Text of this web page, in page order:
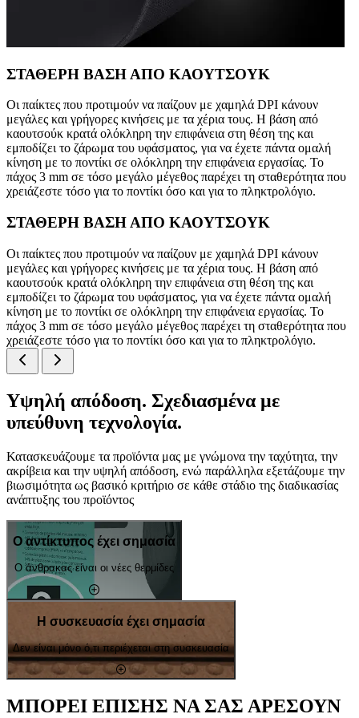
ΣΤΑΘΕΡΗ ΒΑΣΗ ΑΠΟ ΚΑΟΥΤΣΟΥΚ
Οι παίκτες που προτιμούν να παίζουν με χαμηλά DPI κάνουν
μεγάλες και γρήγορες κινήσεις με τα χέρια τους. Η βάση από
καουτσούκ κρατά ολόκληρη την επιφάνεια στη θέση της και
εμποδίζει το ζάρωμα του υφάσματος, για να έχετε πάντα ομαλή
κίνηση με το ποντίκι σε ολόκληρη την επιφάνεια εργασίας. Το
πάχος 3 mm σε τόσο μεγάλο μέγεθος παρέχει τη σταθερότητα που
χρειάζεστε τόσο για το ποντίκι όσο και για το πληκτρολόγιο.
ΣΤΑΘΕΡΗ ΒΑΣΗ ΑΠΟ ΚΑΟΥΤΣΟΥΚ
Οι παίκτες που προτιμούν να παίζουν με χαμηλά DPI κάνουν
μεγάλες και γρήγορες κινήσεις με τα χέρια τους. Η βάση από
καουτσούκ κρατά ολόκληρη την επιφάνεια στη θέση της και
εμποδίζει το ζάρωμα του υφάσματος, για να έχετε πάντα ομαλή
κίνηση με το ποντίκι σε ολόκληρη την επιφάνεια εργασίας. Το
πάχος 3 mm σε τόσο μεγάλο μέγεθος παρέχει τη σταθερότητα που
χρειάζεστε τόσο για το ποντίκι όσο και για το πληκτρολόγιο.
Υψηλή απόδοση. Σχεδιασμένα με
υπεύθυνη τεχνολογία.
Κατασκευάζουμε τα προϊόντα μας με γνώμονα την ταχύτητα, την
ακρίβεια και την υψηλή απόδοση, ενώ παράλληλα εξετάζουμε την
βιωσιμότητα ως βασικό κριτήριο σε κάθε στάδιο της διαδικασίας
ανάπτυξης του προϊόντος
Ο αντίκτυπος έχει σημασία
Ο άνθρακας είναι οι νέες θερμίδες
Η συσκευασία έχει σημασία
Δεν είναι μόνο ό,τι περιέχεται στη συσκευασία
ΜΠΟΡΕΙ ΕΠΙΣΗΣ ΝΑ ΣΑΣ ΑΡΕΣΟΥΝ